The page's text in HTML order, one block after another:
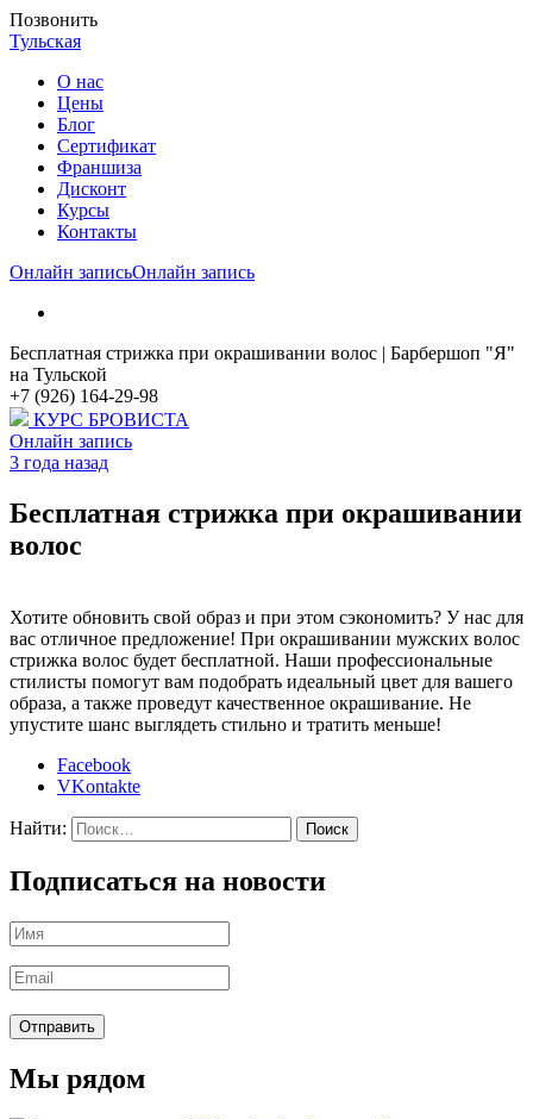
Позвонить
Тульская
О нас
Цены
Блог
Cертификат
Франшиза
Дисконт
Курсы
Контакты
Онлайн записьОнлайн запись
Бесплатная стрижка при окрашивании волос | Барбершоп "Я"
на Тульской
+7 (926) 164-29-98
КУРС БРОВИСТА
Онлайн запись
3 года назад
Бесплатная стрижка при окрашивании
волос
Хотите обновить свой образ и при этом сэкономить? У нас для
вас отличное предложение! При окрашивании мужских волос
стрижка волос будет бесплатной. Наши профессиональные
стилисты помогут вам подобрать идеальный цвет для вашего
образа, а также проведут качественное окрашивание. Не
упустите шанс выглядеть стильно и тратить меньше!
Facebook
VKontakte
Найти:
Подписаться на новости
Мы рядом